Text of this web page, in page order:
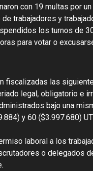
con 19 multas por
trabajadores y
los turnos de
para votar o
fiscalizadas las
legal, obligatorio e
bajo una
y 60 ($3.997.680)
laboral a los
o delegados